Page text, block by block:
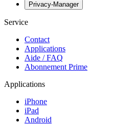
Privacy-Manager
Service
Contact
Applications
Aide / FAQ
Abonnement Prime
Applications
iPhone
iPad
Android